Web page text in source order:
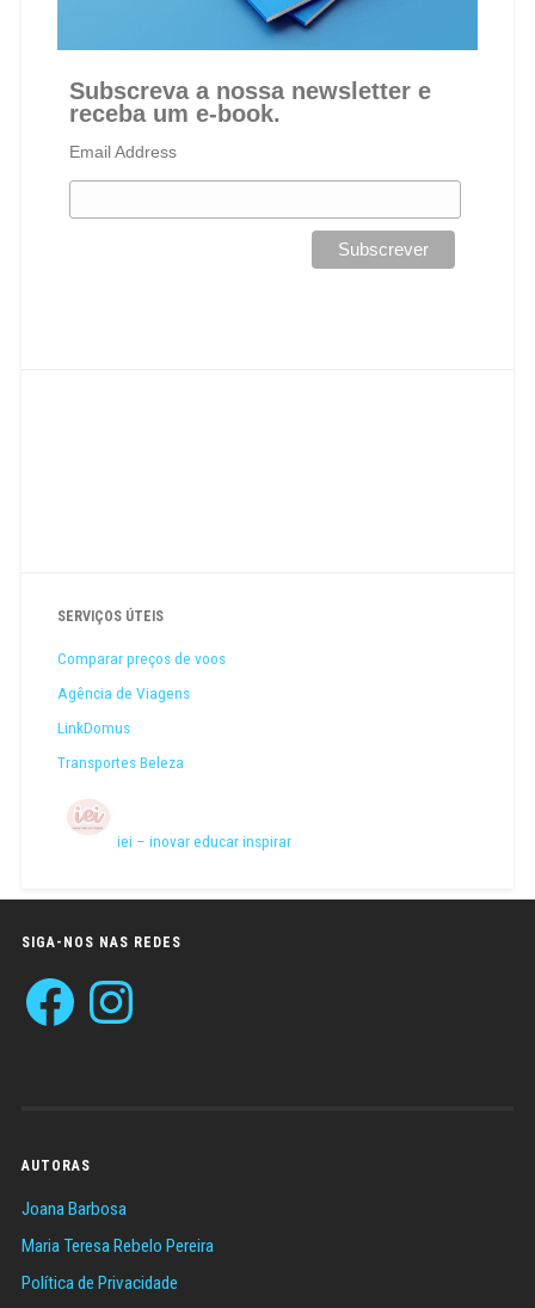
Subscreva a nossa newsletter e
receba um e-book.
Email Address
SERVIÇOS ÚTEIS
Comparar preços de voos
Agência de Viagens
LinkDomus
Transportes Beleza
iei – inovar educar inspirar
SIGA-NOS NAS REDES
Facebook Instagram
AUTORAS
Joana Barbosa
Maria Teresa Rebelo Pereira
Política de Privacidade